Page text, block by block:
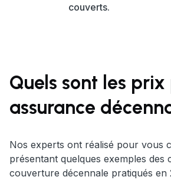
couverts.
Quels sont les prix
assurance
Nos experts ont réalisé pour vous
présentant quelques exemples des
couverture décennale pratiqués en